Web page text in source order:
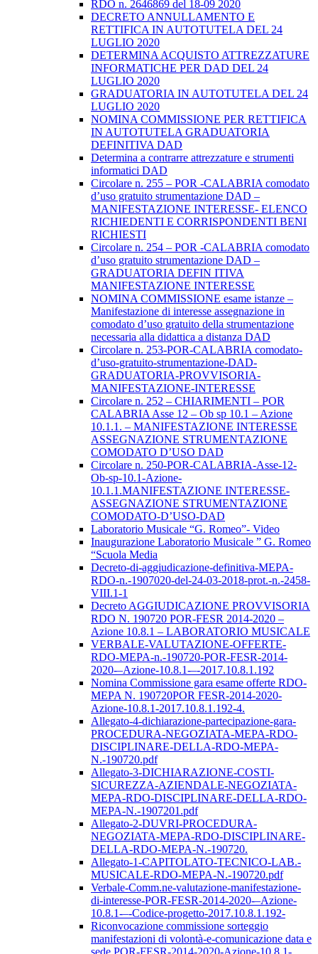
RDO n. 2646869 del 18-09 2020
DECRETO ANNULLAMENTO E
RETTIFICA IN AUTOTUTELA DEL 24
LUGLIO 2020
DETERMINA ACQUISTO ATTREZZATURE
INFORMATICHE PER DAD DEL 24
LUGLIO 2020
GRADUATORIA IN AUTOTUTELA DEL 24
LUGLIO 2020
NOMINA COMMISSIONE PER RETTIFICA
IN AUTOTUTELA GRADUATORIA
DEFINITIVA DAD
Determina a contrarre attrezzature e strumenti
informatici DAD
Circolare n. 255 – POR -CALABRIA comodato
d’uso gratuito strumentazione DAD –
MANIFESTAZIONE INTERESSE- ELENCO
RICHIEDENTI E CORRISPONDENTI BENI
RICHIESTI
Circolare n. 254 – POR -CALABRIA comodato
d’uso gratuito strumentazione DAD –
GRADUATORIA DEFIN ITIVA
MANIFESTAZIONE INTERESSE
NOMINA COMMISSIONE esame istanze –
Manifestazione di interesse assegnazione in
comodato d’uso gratuito della strumentazione
necessaria alla didattica a distanza DAD
Circolare n. 253-POR-CALABRIA comodato-
d’uso-gratuito-strumentazione-DAD-
GRADUATORIA-PROVVISORIA-
MANIFESTAZIONE-INTERESSE
Circolare n. 252 – CHIARIMENTI – POR
CALABRIA Asse 12 – Ob sp 10.1 – Azione
10.1.1. – MANIFESTAZIONE INTERESSE
ASSEGNAZIONE STRUMENTAZIONE
COMODATO D’USO DAD
Circolare n. 250-POR-CALABRIA-Asse-12-
Ob-sp-10.1-Azione-
10.1.1.MANIFESTAZIONE INTERESSE-
ASSEGNAZIONE STRUMENTAZIONE
COMODATO-D’USO-DAD
Laboratorio Musicale “G. Romeo”- Video
Inaugurazione Laboratorio Musicale ” G. Romeo
“Scuola Media
Decreto-di-aggiudicazione-definitiva-MEPA-
RDO-n.-1907020-del-24-03-2018-prot.-n.-2458-
VIII.1-1
Decreto AGGIUDICAZIONE PROVVISORIA
RDO N. 190720 POR-FESR 2014-2020 –
Azione 10.8.1 – LABORATORIO MUSICALE
VERBALE-VALUTAZIONE-OFFERTE-
RDO-MEPA-n.-190720-POR-FESR-2014-
2020-–Azione-10.8.1-–-2017.10.8.1.192
Nomina Commissione gara esame offerte RDO-
MEPA N. 190720POR FESR-2014-2020-
Azione-10.8.1-2017.10.8.1.192-4.
Allegato-4-dichiarazione-partecipazione-gara-
PROCEDURA-NEGOZIATA-MEPA-RDO-
DISCIPLINARE-DELLA-RDO-MEPA-
N.-190720.pdf
Allegato-3-DICHIARAZIONE-COSTI-
SICUREZZA-AZIENDALE-NEGOZIATA-
MEPA-RDO-DISCIPLINARE-DELLA-RDO-
MEPA-N.-1907201.pdf
Allegato-2-DUVRI-PROCEDURA-
NEGOZIATA-MEPA-RDO-DISCIPLINARE-
DELLA-RDO-MEPA-N.-190720.
Allegato-1-CAPITOLATO-TECNICO-LAB.-
MUSICALE-RDO-MEPA-N.-190720.pdf
Verbale-Comm.ne-valutazione-manifestazione-
di-interesse-POR-FESR-2014-2020-–Azione-
10.8.1-–-Codice-progetto-2017.10.8.1.192-
Riconvocazione commissione sorteggio
manifestazioni di volontà-e-comunicazione data e